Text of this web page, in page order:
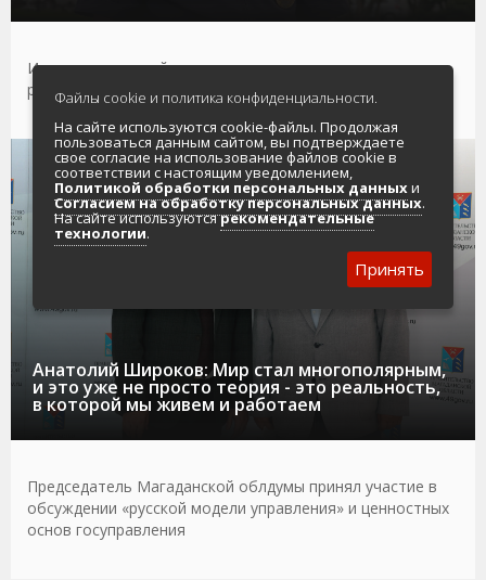
Интуиция и настойчивость помогли участковому
раскрыть дело с пропавшей потерпевшей
Анатолий Широков: Мир стал многополярным,
и это уже не просто теория - это реальность,
в которой мы живем и работаем
05.08.2026 ОБЩЕСТВО
Председатель Магаданской облдумы принял участие в
обсуждении «русской модели управления» и ценностных
основ госуправления
Файлы cookie и политика конфиденциальности.
На сайте используются cookie-файлы. Продолжая
пользоваться данным сайтом, вы подтверждаете
свое согласие на использование файлов cookie в
соответствии с настоящим уведомлением,
Политикой обработки персональных данныхи
Согласием на обработку персональных данных.
На сайте используютсярекомендательные
технологии.
Принять